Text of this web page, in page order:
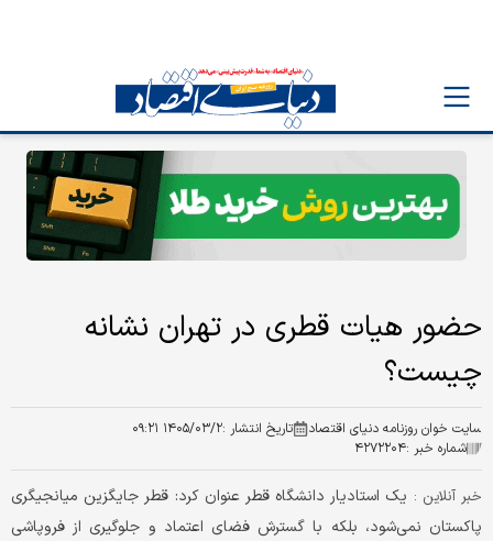
حضور هیات قطری در تهران نشانه
چیست؟
سایت خوان روزنامه دنیای اقتصاد تاریخ انتشار :۱۴۰۵/۰۳/۲ ۰۹:۲۱
شماره خبر :۴۲۷۲۲۰۴
خبر آنلاین : یک استادیار دانشگاه قطر عنوان کرد: قطر جایگزین میانجیگری
پاکستان نمی‌شود، بلکه با گسترش فضای اعتماد و جلوگیری از فروپاشی